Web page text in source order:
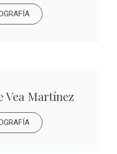
Vea Martínez